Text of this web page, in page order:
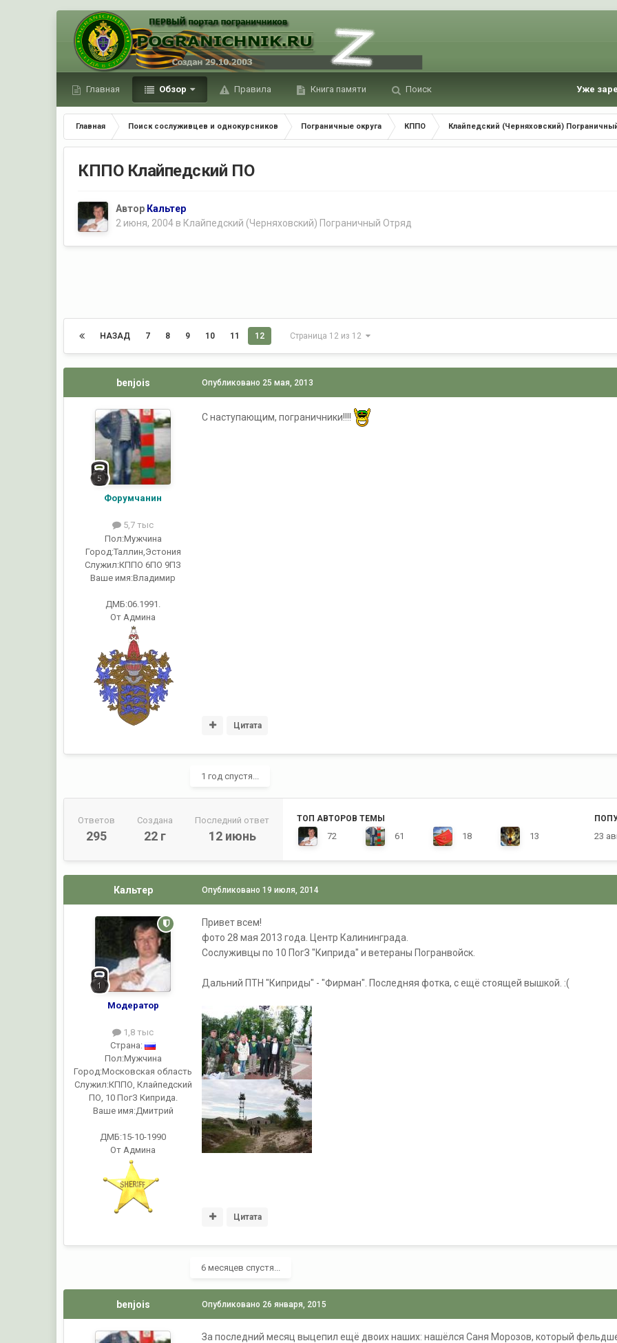
Главная Обзор Правила Книга памяти Поиск Уже
Главная Поиск сослуживцев и однокурсников Пограничные округа КППО Клайпедский (Черняховский)
КППО Клайпедский ПО
Автор Кальтер
2 июня, 2004 в Клайпедский (Черняховский) Пограничный Отряд
НАЗАД 7 8 9 10 11 12 Страница 12 из 12
benjois
Форумчанин
5,7 тыс
Пол:Мужчина
Город:Таллин,Эстония
Служил:КППО 6ПО 9ПЗ
Ваше имя:Владимир
ДМБ:06.1991.
От Админа
Опубликовано 25 мая, 2013
С наступающим, пограничники!!!!
Цитата
1 год спустя...
Ответов
295
Создана
22 г
Последний ответ
12 июнь
ТОП АВТОРОВ ТЕМЫ
72 61 18 13 23
Кальтер
Модератор
1,8 тыс
Страна:
Пол:Мужчина
Город:Московская область
Служил:КППО, Клайпедский
ПО, 10 ПогЗ Киприда.
Ваше имя:Дмитрий
ДМБ:15-10-1990
От Админа
Опубликовано19 июля, 2014
Привет всем!
фото 28 мая 2013 года. Центр Калининграда.
Сослуживцы по 10 ПогЗ "Киприда" и ветераны Погранвойск.
Дальний ПТН "Киприды" - "Фирман". Последняя фотка, с ещё стоящей вышкой. :(
Цитата
6 месяцев спустя...
benjois Опубликовано 26 января, 2015
За последний месяц выцепил ещё двоих наших: нашёлся Саня Морозов, который